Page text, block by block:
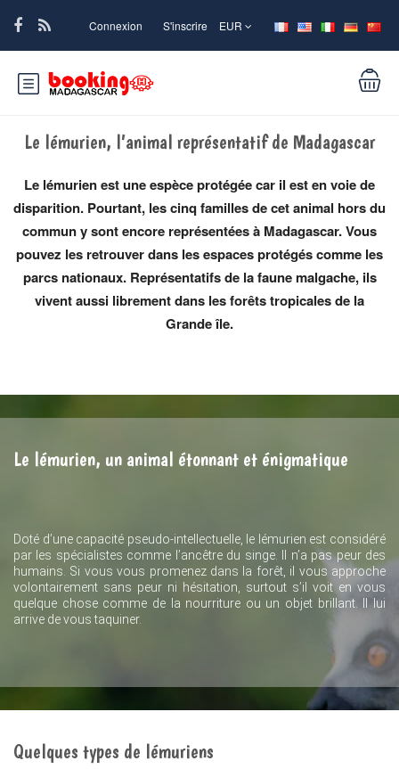
Connexion S'inscrire EUR
Le lémurien, l’animal représentatif de Madagascar
Le lémurien est une espèce protégée car il est en voie de
disparition. Pourtant, les cinq familles de cet animal hors du
commun y sont encore représentées à Madagascar. Vous
pouvez les retrouver dans les espaces protégés comme les
parcs nationaux. Représentatifs de la faune malgache, ils
vivent aussi librement dans les forêts tropicales de la
Grande île.
Le lémurien, un animal étonnant et énigmatique
Doté d’une capacité pseudo-intellectuelle, le lémurien est considéré
par les spécialistes comme l’ancêtre du singe. Il n’a pas peur des
humains. Si vous vous promenez dans la forêt, il vous approche
volontairement sans peur ni hésitation, surtout s’il voit en vous
quelque chose comme de la nourriture ou un objet brillant. Il lui
arrive de vous taquiner.
Quelques types de lémuriens